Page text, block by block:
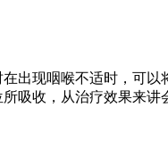
出现咽喉不适时，可
吸收，从治疗效果来